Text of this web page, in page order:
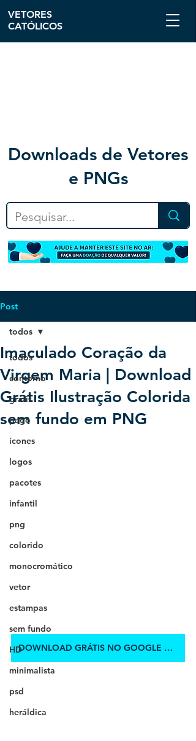
Downloads de Vetores
e PNGs
VETORES
CATÓLICOS
Post
todos
contorno
grátis
pago
ícones
logos
pacotes
infantil
png
colorido
monocromático
vetor
estampas
sem fundo
HD
minimalista
psd
heráldica
todos
Imaculado Coração da
Virgem Maria | Download
Grátis Ilustração Colorida
sem fundo em PNG
DOWNLOAD GRÁTIS NO GOOGLE DRIVE